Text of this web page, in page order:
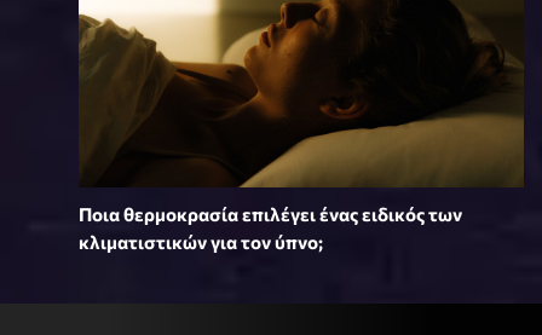
Ποια θερμοκρασία επιλέγει ένας ειδικός των
κλιματιστικών για τον ύπνο;